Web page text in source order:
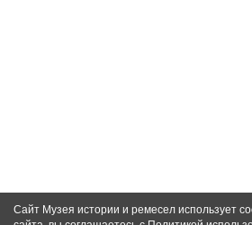
Сайт Музея истории и ремесел использует